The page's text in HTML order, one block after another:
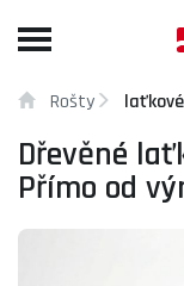
Toggle
Rošty
Dřevěné
Přímo od